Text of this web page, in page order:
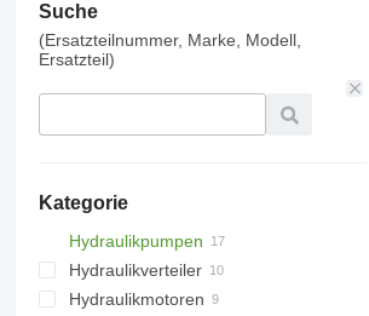
Suche
(Ersatzteilnummer, Marke, Modell,
Ersatzteil)
Kategorie
Hydraulikpumpen
Hydraulikverteiler
Hydraulikmotoren